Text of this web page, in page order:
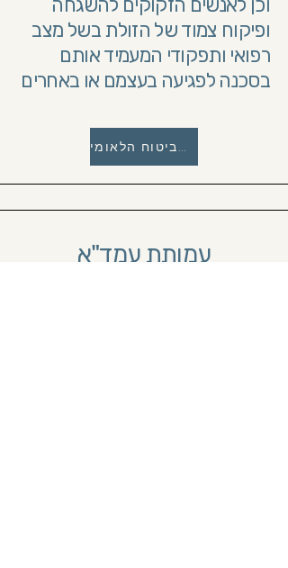
וכן לאנשים הזקוקים להשגחה
ופיקוח צמוד של הזולת בשל מצב
רפואי ותפקודי המעמיד אותם
בסכנה לפגיעה בעצמם או באחרים
לעמוד הסיעוד בביטוח הלאומי
עמותת עמד"א